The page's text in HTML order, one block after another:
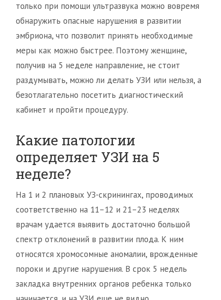
только при помощи ультразвука можно вовремя
обнаружить опасные нарушения в развитии
эмбриона, что позволит принять необходимые
меры как можно быстрее. Поэтому женщине,
получив на 5 неделе направление, не стоит
раздумывать, можно ли делать УЗИ или нельзя, а
безотлагательно посетить диагностический
кабинет и пройти процедуру.
Какие патологии
определяет УЗИ на 5
неделе?
На 1 и 2 плановых УЗ-скринингах, проводимых
соответственно на 11–12 и 21–23 неделях
врачам удается выявить достаточно большой
спектр отклонений в развитии плода. К ним
относятся хромосомные аномалии, врожденные
пороки и другие нарушения. В срок 5 недель
закладка внутренних органов ребенка только